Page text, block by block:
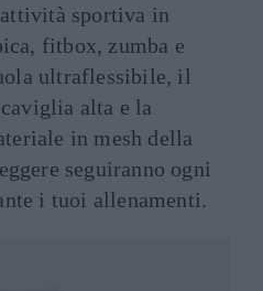
sportiva in
fitbox, zumba e
ultraflessibile, il
alta e la
in mesh della
seguiranno ogni
i tuoi allenamenti.